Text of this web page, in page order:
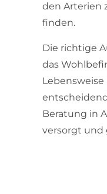
den Arterien
finden.
Die richtige
das
Beratung in
versorgt und